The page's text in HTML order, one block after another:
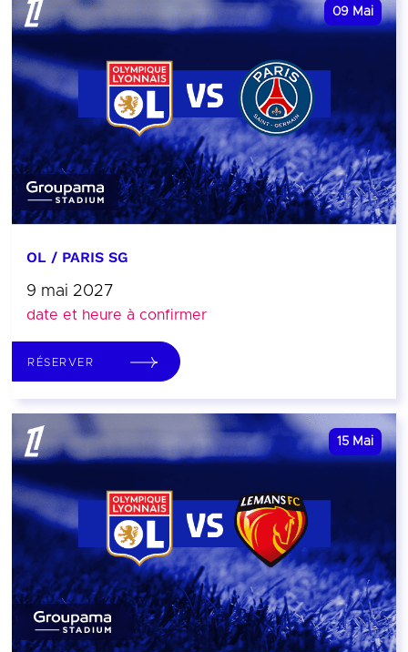
09 Mai
OL / PARIS SG
9 mai 2027
date et heure à confirmer
RÉSERVER
15 Mai